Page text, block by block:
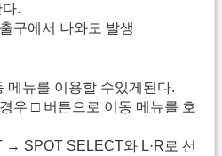
.
구에서 나와도 발생
메뉴를 이용할 수있게된다.
우 □ 버튼으로 이동 메뉴를 호
→ SPOT SELECT와 L·R로 선